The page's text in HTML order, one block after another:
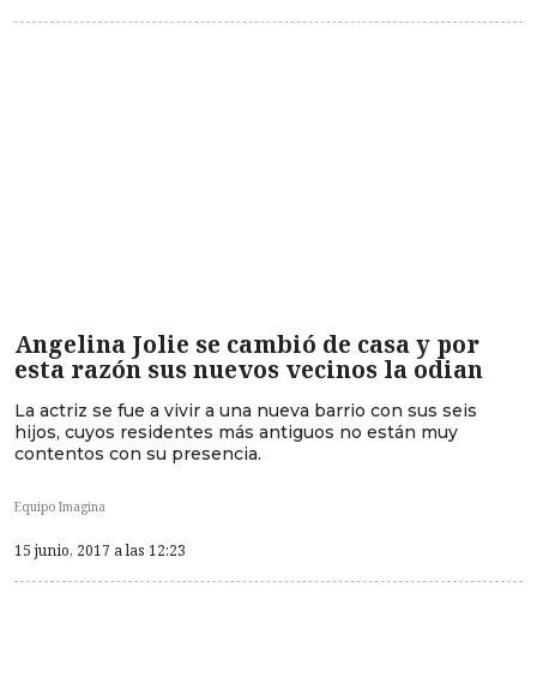
Angelina Jolie se cambió de casa y por
esta razón sus nuevos vecinos la odian
La actriz se fue a vivir a una nueva barrio con sus seis
hijos, cuyos residentes más antiguos no están muy
contentos con su presencia.
Equipo Imagina
15 junio, 2017 a las 12:23